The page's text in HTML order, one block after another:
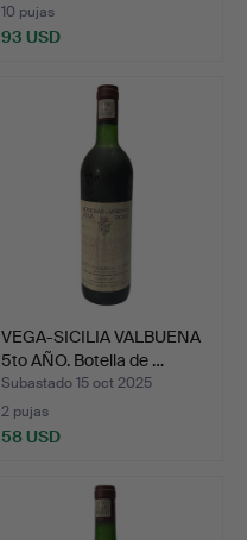
10 pujas
93 USD
VEGA-SICILIA VALBUENA
5to AÑO. Botella de …
Subastado 15 oct 2025
2 pujas
58 USD